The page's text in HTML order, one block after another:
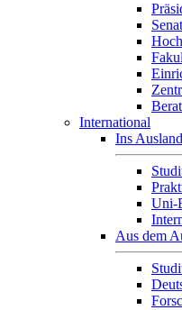
Senat
International
Ins Ausland
Uni-
Aus dem